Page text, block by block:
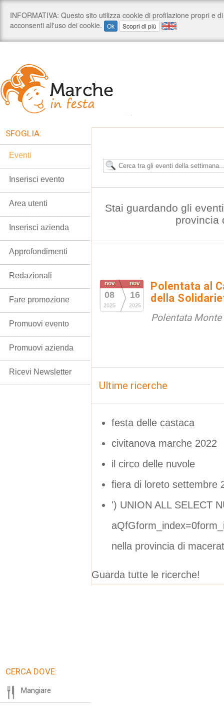
Stai guardando gli
provincia
nov
08
2025
nov
16
2025
Polentata al
della
Polentata
Ultime ricerche
festa delle castaca
civitanova marche 2022
il circo delle nuvole
fiera di loreto settembre
') UNION ALL SELECT
nella provincia di
Guarda tutte le ricerche!
SFOGLIA:
Eventi
Inserisci evento
Area utenti
Inserisci azienda
Approfondimenti
Redazionali
Fare promozione
Promuovi evento
Promuovi azienda
Ricevi Newsletter
CERCA DOVE:
Mangiare